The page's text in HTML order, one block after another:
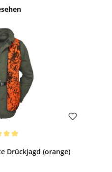
Drückjagd (orange)